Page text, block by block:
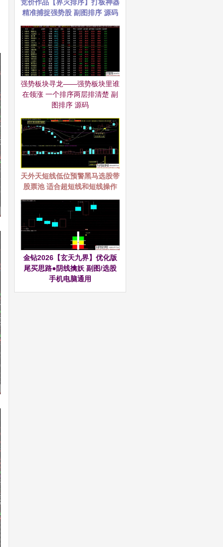
竞价作品【界灭排序】打板神器
精准捕捉强势股 副图排序 源码
强势板块寻龙——强势板块里谁
在领涨 一个排序两层排清楚 副
图排序 源码
天外天短线低位预警黑马选股带
股票池 适合超短线和短线操作
金钻2026【玄天九界】优化版
尾买思路●阴线擒妖 副图/选股
手机电脑通用